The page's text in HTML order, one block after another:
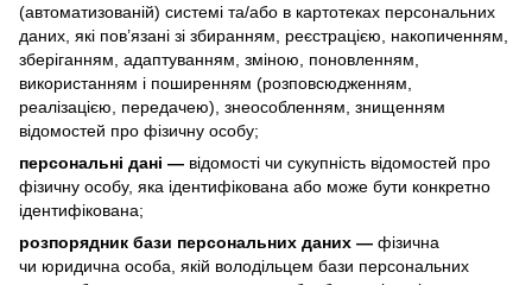
(автоматизованій) системі та/або в картотеках персональних
даних, які пов’язані зі збиранням, реєстрацією, накопиченням,
зберіганням, адаптуванням, зміною, поновленням,
використанням і поширенням (розповсюдженням,
реалізацією, передачею), знеособленням, знищенням
відомостей про фізичну особу;
персональні дані — відомості чи сукупність відомостей про
фізичну особу, яка ідентифікована або може бути конкретно
ідентифікована;
розпорядник бази персональних даних — фізична
чи юридична особа, якій володільцем бази персональних